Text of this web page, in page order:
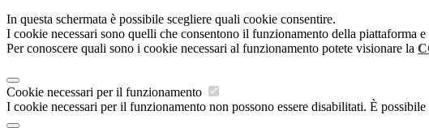
In questa schermata è possibile scegliere quali cookie consentire.
I cookie necessari sono quelli che consentono il funzionamento della piattaforma
Per conoscere quali sono i cookie necessari al funzionamento potete visionare la
Cookie necessari per il funzionamento
I cookie necessari per il funzionamento non possono essere disabilitati. È